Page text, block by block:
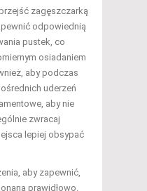
zagęszczarką
odpowiednią
pustek, co
osiadaniem
aby podczas
uderzeń
aby nie
zwracaj
lepiej obsypać
aby zapewnić,
prawidłowo.